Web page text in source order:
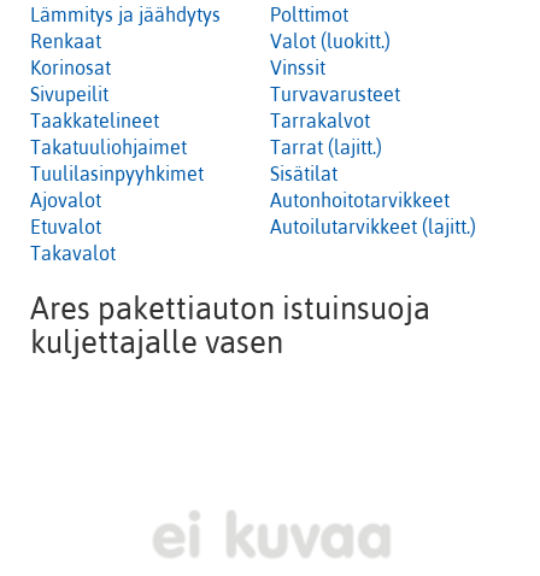
Lämmitys ja jäähdytys
Renkaat
Korinosat
Sivupeilit
Taakkatelineet
Takatuuliohjaimet
Tuulilasinpyyhkimet
Ajovalot
Etuvalot
Takavalot
Polttimot
Valot (luokitt.)
Vinssit
Turvavarusteet
Tarrakalvot
Tarrat (lajitt.)
Sisätilat
Autonhoitotarvikkeet
Autoilutarvikkeet (lajitt.)
Ares pakettiauton istuinsuoja
kuljettajalle vasen